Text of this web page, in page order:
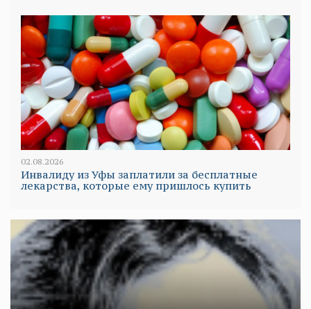
02.08.2026
Инвалиду из Уфы заплатили за бесплатные
лекарства, которые ему пришлось купить